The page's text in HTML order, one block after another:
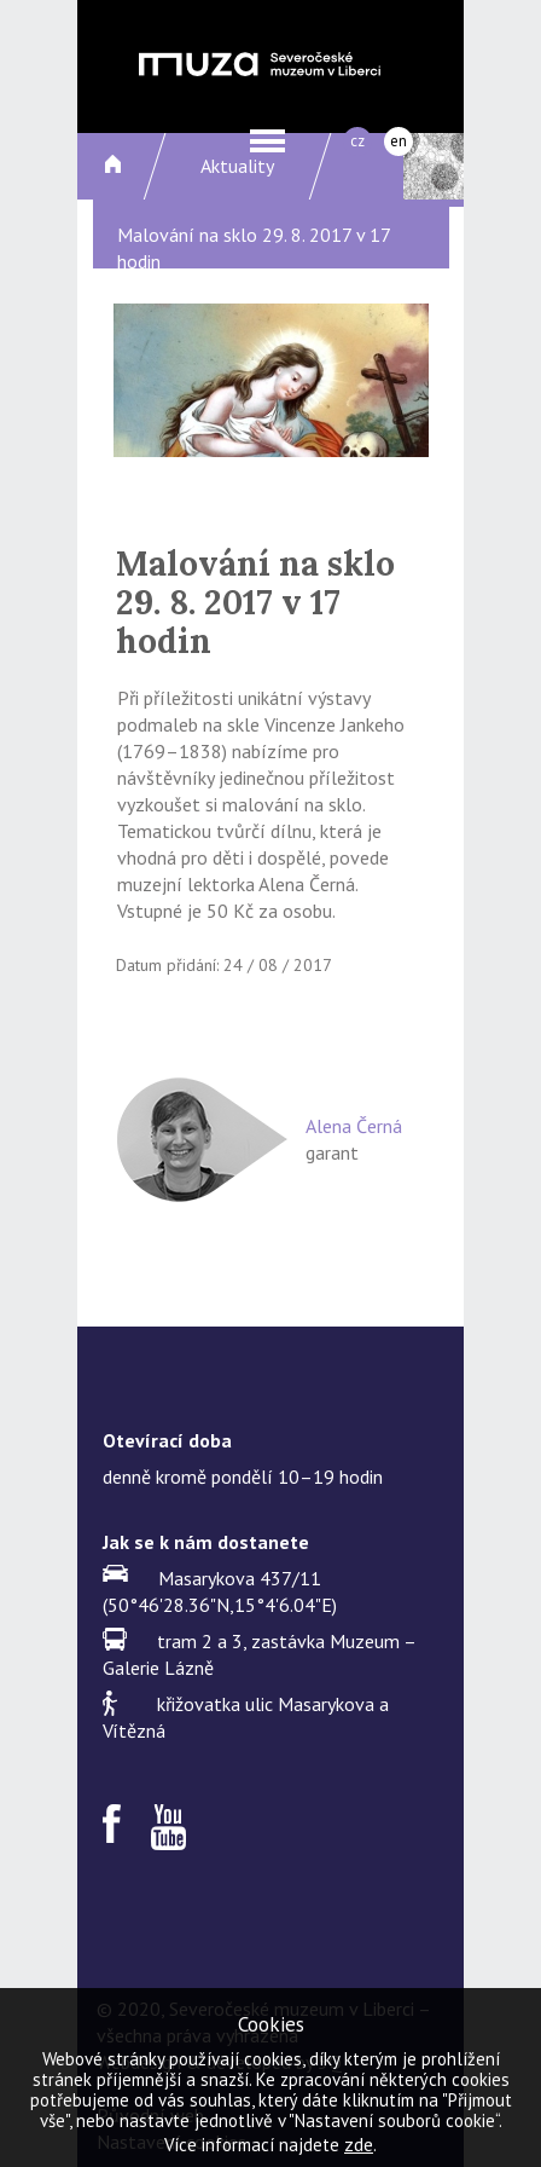
cz en
Aktuality
Malování na sklo 29. 8. 2017 v 17
hodin
Malování na sklo
29. 8. 2017 v 17
hodin
Při příležitosti unikátní výstavy
podmaleb na skle Vincenze Jankeho
(1769–1838) nabízíme pro
návštěvníky jedinečnou příležitost
vyzkoušet si malování na sklo.
Tematickou tvůrčí dílnu, která je
vhodná pro děti i dospělé, povede
muzejní lektorka Alena Černá.
Vstupné je 50 Kč za osobu.
Datum přidání: 24 / 08 / 2017
Alena Černá
garant
Otevírací doba
denně kromě pondělí 10–19 hodin
Jak se k nám dostanete
Masarykova 437/11
(50°46'28.36"N,15°4'6.04"E)
tram 2 a 3, zastávka Muzeum –
Galerie Lázně
křižovatka ulic Masarykova a
Vítězná
© 2020, Severočeské muzeum v Liberci –
všechna práva vyhrazena
Webdesign & developed by5Q
Původní web
Nastavení cookies
Cookies
Webové stránky používají cookies, díky kterým je prohlížení
stránek příjemnější a snazší. Ke zpracování některých cookies
potřebujeme od vás souhlas, který dáte kliknutím na "Přijmout
vše", nebo nastavte jednotlivě v "Nastavení souborů cookie“.
Více informací najdete zde.